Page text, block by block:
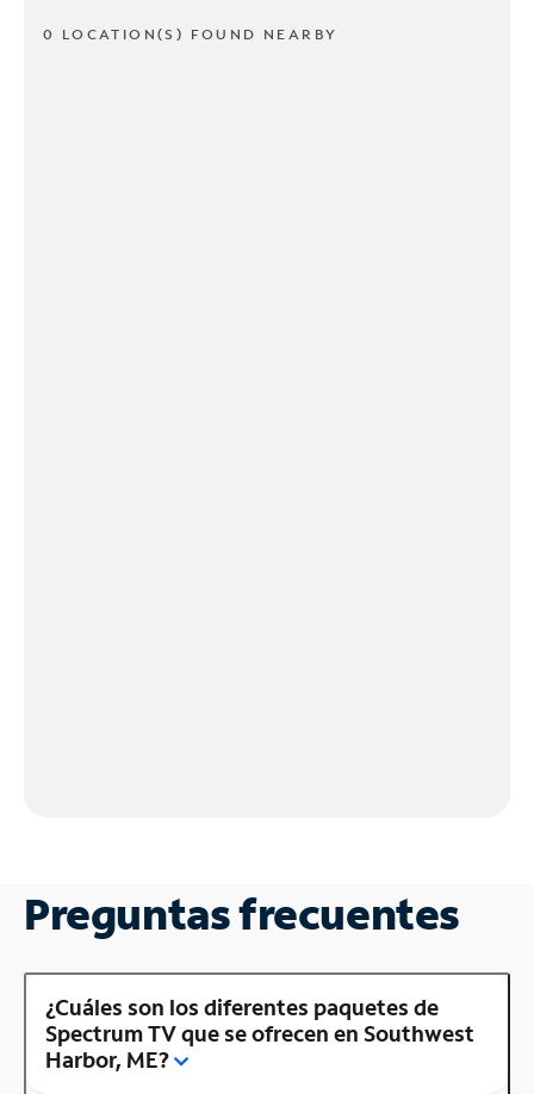
0 LOCATION(S) FOUND NEARBY
Preguntas frecuentes
¿Cuáles son los diferentes paquetes de
Spectrum TV que se ofrecen en Southwest
Harbor, ME?